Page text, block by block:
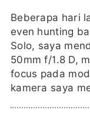
Beberapa hari
even hunting
Solo, saya
50mm f/1.8 D,
focus pada
kamera saya